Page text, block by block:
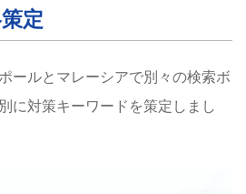
定
ールとマレーシアで別々の検索ボ
に対策キーワードを策定しまし